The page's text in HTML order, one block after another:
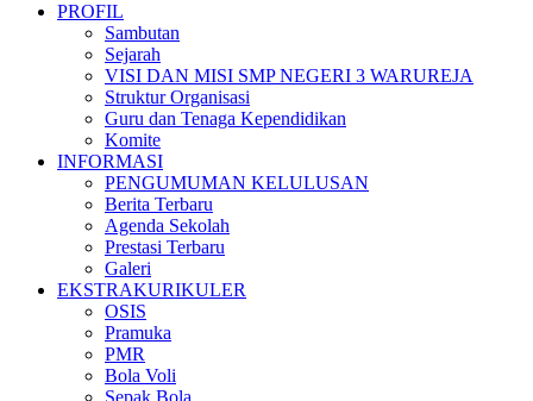
PROFIL
Sambutan
Sejarah
VISI DAN MISI SMP NEGERI 3 WARUREJA
Struktur Organisasi
Guru dan Tenaga Kependidikan
Komite
INFORMASI
PENGUMUMAN KELULUSAN
Berita Terbaru
Agenda Sekolah
Prestasi Terbaru
Galeri
EKSTRAKURIKULER
OSIS
Pramuka
PMR
Bola Voli
Sepak Bola